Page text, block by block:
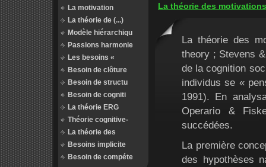
La motivation
La théorie de (...)
Modèle hiérarchiqu
Passions harmonie
Les besoins «
Besoin de clôture
Besoin de structu
Besoin de cogniti
La théorie ERG
Théorie cognitive-
La théorie des
Besoins implicite
Besoin de compéte
La théorie des
La théorie des
theory ; Stevens
de la cognition
individus se «
1991). En
Operario &
succédées.
La première
des hypothèses